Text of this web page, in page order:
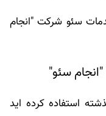
سئو شرکت "انجام
"انجام سئو"
استفاده کرده اید